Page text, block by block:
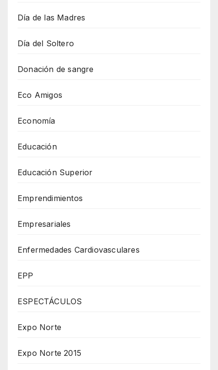
Día de las Madres
Día del Soltero
Donación de sangre
Eco Amigos
Economía
Educación
Educación Superior
Emprendimientos
Empresariales
Enfermedades Cardiovasculares
EPP
ESPECTÁCULOS
Expo Norte
Expo Norte 2015